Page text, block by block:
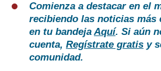
Comienza a destacar en el
recibiendo las noticias más
en tu bandejaAquí. Si aún
cuenta, Regístrate gratis y
comunidad.